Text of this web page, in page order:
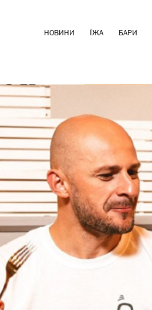
НОВИНИ ЇЖА БАРИ